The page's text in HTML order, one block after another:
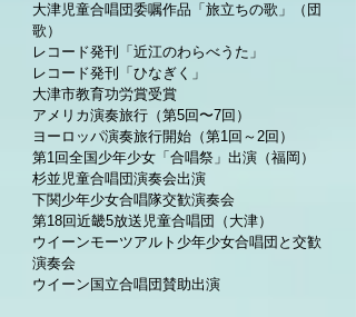
大津児童合唱団委嘱作品「旅立ちの歌」（団
歌）
レコード発刊「近江のわらべうた」
レコード発刊「ひなぎく」
大津市教育功労賞受賞
アメリカ演奏旅行（第5回〜7回）
ヨーロッパ演奏旅行開始（第1回～2回）
第1回全国少年少女「合唱祭」出演（福岡）
杉並児童合唱団演奏会出演
下関少年少女合唱隊交歓演奏会
第18回近畿5放送児童合唱団（大津）
ウイーンモーツアルト少年少女合唱団と交歓
演奏会
ウイーン国立合唱団賛助出演